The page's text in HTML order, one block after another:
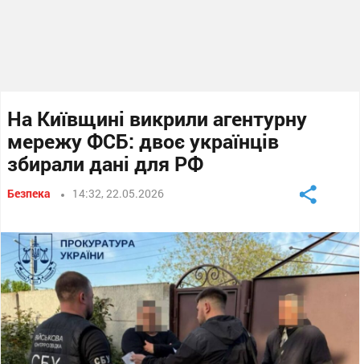
На Київщині викрили агентурну
мережу ФСБ: двоє українців
збирали дані для РФ
Безпека 14:32, 22.05.2026